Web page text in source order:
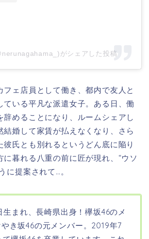
がシェアした投稿
フェ店員として働き、都内で友人と
ている平凡な派遣女子。ある日、働
辞めることになり、ルームシェアし
結婚して家賃が払えなくなり、さら
彼氏とも別れるというどん底に陥り
に暮れる八重の前に匠が現れ、“ウソ
に提案されて…。
生まれ、長崎県出身！欅坂46のメ
き坂46の元メンバー。2019年7